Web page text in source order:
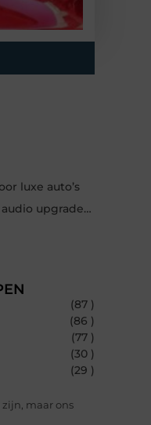
luxe auto’s
Belangrijke voordelen van een audio upgrade auto zijn:
(87 )
(86 )
(77 )
(30 )
(29 )
maar ons